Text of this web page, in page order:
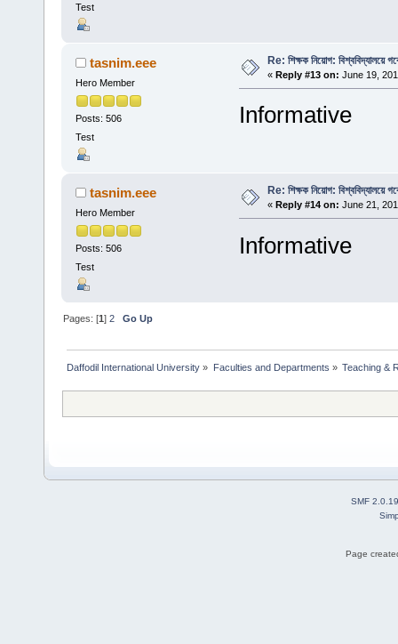
Test
tasnim.eee
Hero Member
Posts: 506
Test
Re: শিক্ষক নিয়োগ: বিশ্ববিদ্যালয়ে
« Reply #13 on: June 19,
Informative
tasnim.eee
Hero Member
Posts: 506
Test
Re: শিক্ষক নিয়োগ: বিশ্ববিদ্যালয়ে
« Reply #14 on: June 21,
Informative
Pages: [1]2 Go Up
Daffodil International University » Faculties and Departments » Teaching &
SMF 2.0.19
Page